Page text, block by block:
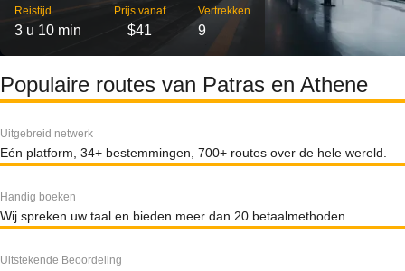
Reistijd
3 u 10 min
Prijs vanaf
$41
Vertrekken
9
Populaire routes van Patras en Athene
Uitgebreid netwerk
Eén platform, 34+ bestemmingen, 700+ routes over de hele wereld.
Handig boeken
Wij spreken uw taal en bieden meer dan 20 betaalmethoden.
Uitstekende Beoordeling